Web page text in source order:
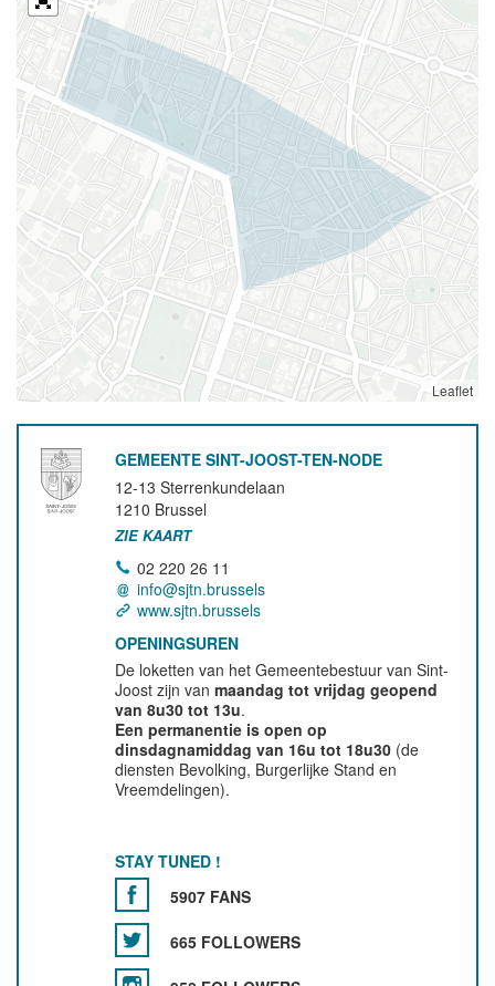
Leaflet
GEMEENTE SINT-JOOST-TEN-NODE
12-13 Sterrenkundelaan
1210 Brussel
ZIE KAART
02 220 26 11
info@sjtn.brussels
www.sjtn.brussels
OPENINGSUREN
De loketten van het Gemeentebestuur van Sint-
Joost zijn vanmaandag tot vrijdag geopend
van 8u30 tot 13u.
Een permanentie is open op
dinsdagnamiddag van 16u tot 18u30 (de
diensten Bevolking, Burgerlijke Stand en
Vreemdelingen).
STAY TUNED !
5907 FANS
665 FOLLOWERS